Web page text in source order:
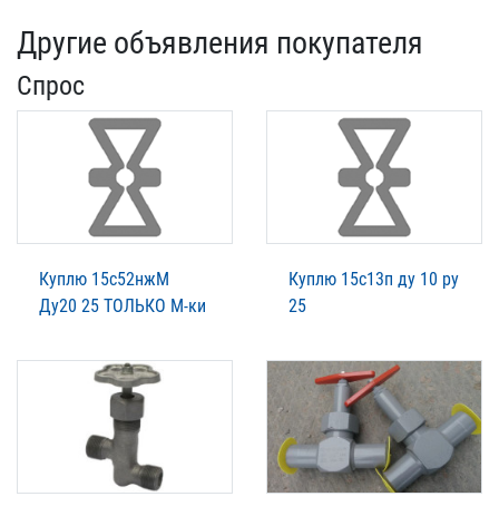
Другие объявления покупателя
Спрос
Куплю 15с52нжМ
Ду20 25 ТОЛЬКО М-ки
Куплю 15с13п ду 10 ру
25